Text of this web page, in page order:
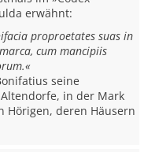
erwähnt:
proproetates suas in
cum mancipiis
seine
in der Mark
Hörigen, deren Häusern